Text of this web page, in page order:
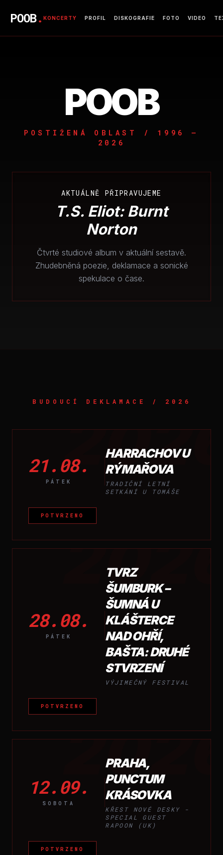
POOB.KONCERTY PROFIL DISKOGRAFIE FOTO VIDEO
POOB
POSTIŽENÁ OBLAST / 1996 –
2026
AKTUÁLNĚ PŘIPRAVUJEME
T.S. Eliot: Burnt
Norton
Čtvrté studiové album v aktuální sestavě.
Zhudebněná poezie, deklamace a sonické
spekulace o čase.
BUDOUCÍ DEKLAMACE / 2026
21.08.
PÁTEK
HARRACHOV U
RÝMAŘOVA
TRADIČNÍ LETNÍ
SETKÁNÍ U TOMÁŠE
POTVRZENO
28.08.
PÁTEK
TVRZ
ŠUMBURK –
ŠUMNÁ U
KLÁŠTERCE
NAD OHŘÍ,
BAŠTA: DRUHÉ
STVRZENÍ
VÝJIMEČNÝ FESTIVAL
POTVRZENO
12.09.
SOBOTA
PRAHA,
PUNCTUM
KRÁSOVKA
KŘEST NOVÉ DESKY -
SPECIAL GUEST
RAPOON (UK)
POTVRZENO